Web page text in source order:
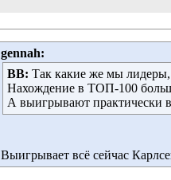
gennah:
ВВ: Так какие же мы
Нахождение в ТОП-100
А выигрывают практически
Выигрывает всё сейчас